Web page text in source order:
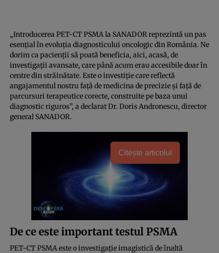
„Introducerea PET-CT PSMA la SANADOR reprezintă un pas
esențial în evoluția diagnosticului oncologic din România. Ne
dorim ca pacienții să poată beneficia, aici, acasă, de
investigații avansate, care până acum erau accesibile doar în
centre din străinătate. Este o investiție care reflectă
angajamentul nostru față de medicina de precizie și față de
parcursuri terapeutice corecte, construite pe baza unui
diagnostic riguros”, a declarat Dr. Doris Andronescu, director
general SANADOR.
Citește articolul
De ce este important testul PSMA
PET-CT PSMA este o investigație imagistică de înaltă